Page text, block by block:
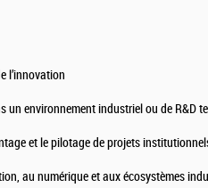
l’innovation
un environnement industriel ou de R&D
et le pilotage de projets
au numérique et aux écosystèmes